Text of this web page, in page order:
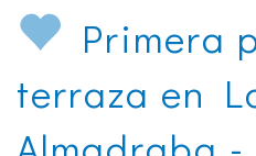
Primera